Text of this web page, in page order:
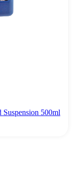
500ml